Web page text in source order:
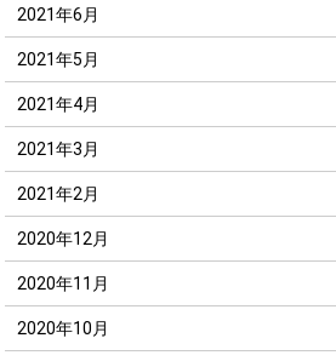
2021年6月
2021年5月
2021年4月
2021年3月
2021年2月
2020年12月
2020年11月
2020年10月